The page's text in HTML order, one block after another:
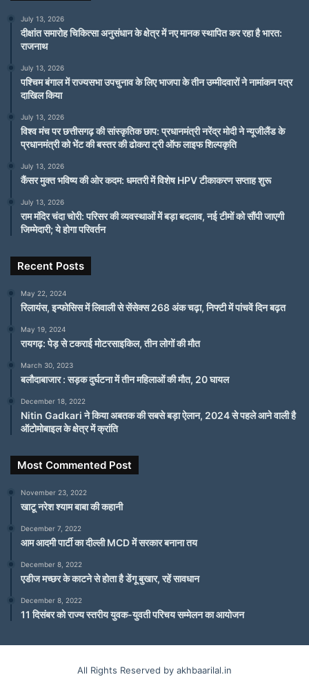
July 13, 2026
दीक्षांत समारोह चिकित्सा अनुसंधान के क्षेत्र में नए मानक स्थापित कर रहा है भारत:
राजनाथ
July 13, 2026
पश्चिम बंगाल में राज्यसभा उपचुनाव के लिए भाजपा के तीन उम्मीदवारों ने नामांकन पत्र
दाखिल किया
July 13, 2026
विश्व मंच पर छत्तीसगढ़ की सांस्कृतिक छाप: प्रधानमंत्री नरेंद्र मोदी ने न्यूजीलैंड के
प्रधानमंत्री को भेंट की बस्तर की ढोकरा ट्री ऑफ लाइफ शिल्पकृति
July 13, 2026
कैंसर मुक्त भविष्य की ओर कदम: धमतरी में विशेष HPV टीकाकरण सप्ताह शुरू
July 13, 2026
राम मंदिर चंदा चोरी: परिसर की व्यवस्थाओं में बड़ा बदलाव, नई टीमों को सौंपी जाएगी
जिम्मेदारी; ये होगा परिवर्तन
Recent Posts
May 22, 2024
रिलायंस, इन्फोसिस में लिवाली से सेंसेक्स 268 अंक चढ़ा, निफ्टी में पांचवें दिन बढ़त
May 19, 2024
रायगढ़: पेड़ से टकराई मोटरसाइकिल, तीन लोगों की मौत
March 30, 2023
बलौदाबाजार : सड़क दुर्घटना में तीन महिलाओं की मौत, 20 घायल
December 18, 2022
Nitin Gadkari ने किया अबतक की सबसे बड़ा ऐलान, 2024 से पहले आने वाली है
ऑटोमोबाइल के क्षेत्र में क्रांति
Most Commented Post
November 23, 2022
खाटू नरेश श्याम बाबा की कहानी
December 7, 2022
आम आदमी पार्टी का दील्ली MCD में सरकार बनाना तय
December 8, 2022
एडीज मच्छर के काटने से होता है डेंगू बुखार, रहें सावधान
December 8, 2022
11 दिसंबर को राज्य स्तरीय युवक-युवती परिचय सम्मेलन का आयोजन
All Rights Reserved by akhbaarilal.in